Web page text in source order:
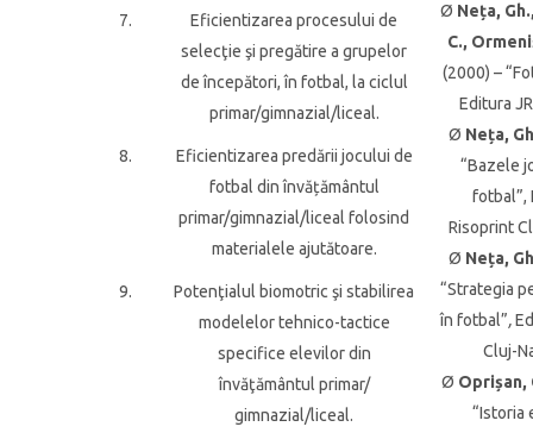
Ø Neța,
C.,
(2000) –
Editura
Ø Neța,
“Bazele
fotbal”,
Risoprint
Ø Neța,
“Strategia
în fotbal”,
Cluj-
Ø Oprișan,
“Istoria
7.
Eficientizarea procesului de
selecţie şi pregătire a grupelor
de începători, în fotbal, la ciclul
primar/gimnazial/liceal.
8.
Eficientizarea predării jocului de
fotbal din învățământul
primar/gimnazial/liceal folosind
materialele ajutătoare.
9.
Potenţialul biomotric şi stabilirea
modelelor tehnico-tactice
specifice elevilor din
învăţământul primar/
gimnazial/liceal.